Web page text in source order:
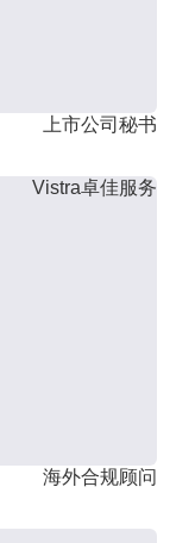
上市公司秘书
Vistra卓佳服务
海外合规顾问